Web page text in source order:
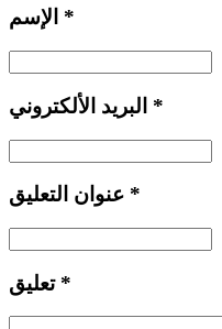
*
*
*
تعليق *